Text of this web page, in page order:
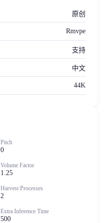
原创
Rmvpe
支持
中文
44K
Pitch
0
Volume Factor
1.25
Harvest Processes
2
Extra Inference Time
500